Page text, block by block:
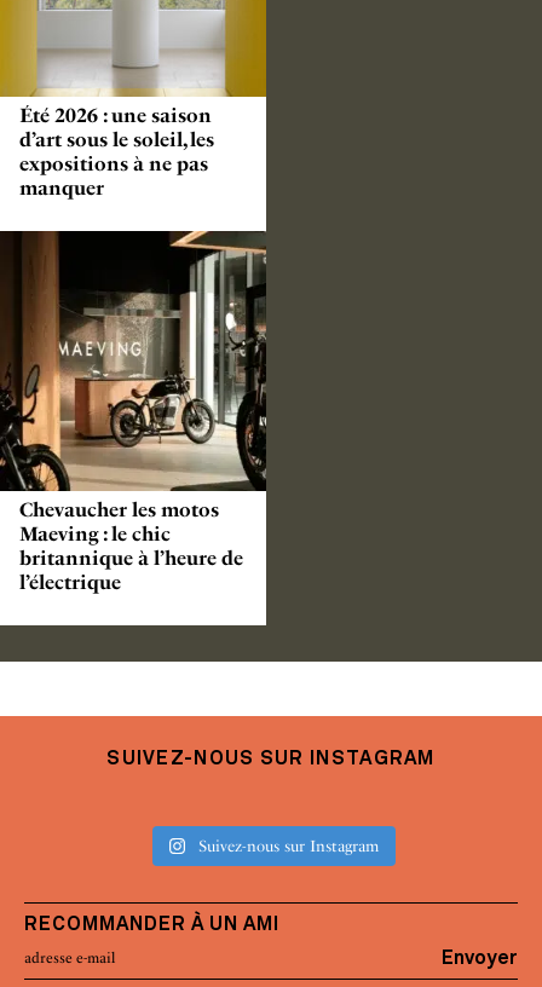
Été 2026 : une saison
d’art sous le soleil, les
expositions à ne pas
manquer
Chevaucher les motos
Maeving : le chic
britannique à l’heure de
l’électrique
SUIVEZ-NOUS SUR INSTAGRAM
Suivez-nous sur Instagram
RECOMMANDER À UN AMI
Envoyer